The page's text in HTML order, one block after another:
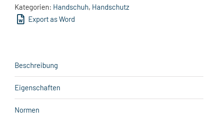
Kategorien: Handschuh, Handschutz
Export as Word
Beschreibung
Eigenschaften
Normen